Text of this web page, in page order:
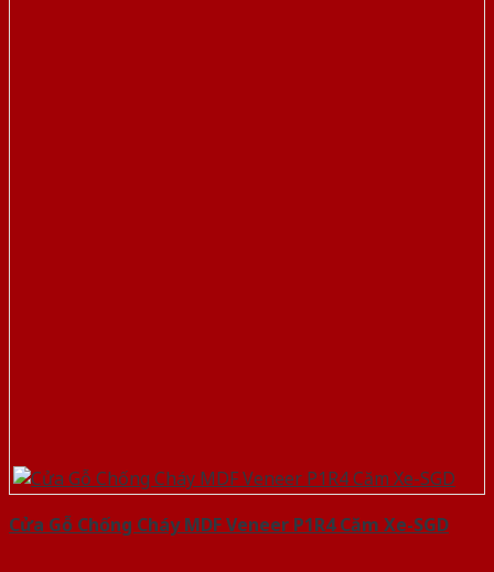
Cửa Gỗ Chống Cháy MDF Veneer P1R4 Căm Xe-SGD